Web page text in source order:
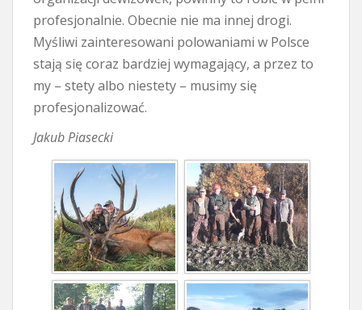
profesjonalnie. Obecnie nie ma innej drogi.
Myśliwi zainteresowani polowaniami w Polsce
stają się coraz bardziej wymagający, a przez to
my – stety albo niestety – musimy się
profesjonalizować.
Jakub Piasecki